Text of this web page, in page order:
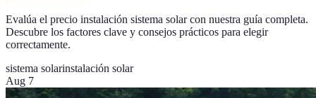
Evalúa el precio instalación sistema solar con nuestra guía completa.
Descubre los factores clave y consejos prácticos para elegir
correctamente.
sistema solarinstalación solar
Aug 7